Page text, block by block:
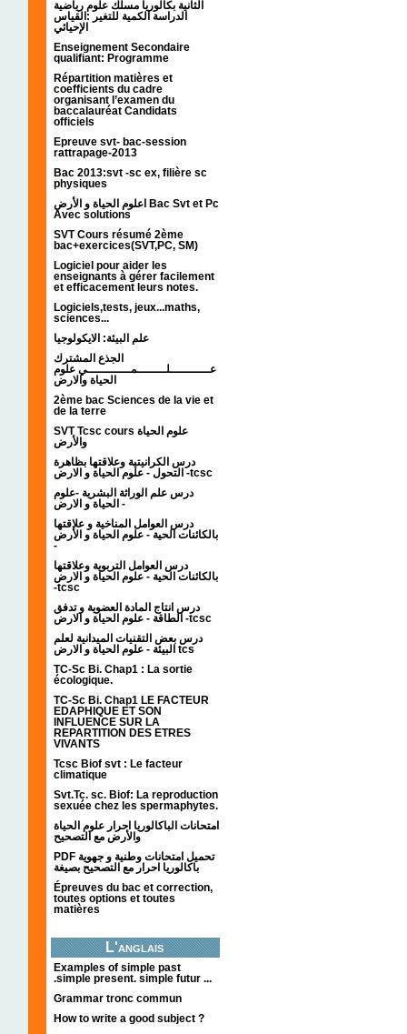
الثانية بكالوريا مسلك علوم رياضية
الدراسة الكمية للتغير :القياس
الإحيائي
Enseignement Secondaire
qualifiant: Programme
Répartition matières et
coefficients du cadre
organisant l’examen du
baccalauréat Candidats
officiels
Epreuve svt- bac-session
rattrapage-2013
Bac 2013:svt -sc ex, filière sc
physiques
اعلوم الحياة و الأرض Bac Svt et Pc
Avec solutions
SVT Cours résumé 2ème
bac+exercices(SVT,PC, SM)
Logiciel pour aider les
enseignants à gérer facilement
et efficacement leurs notes.
Logiciels,tests, jeux...maths,
sciences...
علم البيئة: الايكولوجيا
الجذع المشترك
عـــــــــــلــــــــمــــــــــــي علوم
الحياة والارض
2ème bac Sciences de la vie et
de la terre
SVT Tcsc cours علوم الحياة
والأرض
درس الكرانيتية وعلاقتها بظاهرة
التحول - علوم الحياة و الارض -tcsc
درس علم الوراثة البشرية -علوم
الحياة و الارض -
درس العوامل المناخية و علاقتها
بالكائنات الحية - علوم الحياة و الأرض
-
درس العوامل التربوية وعلاقتها
بالكائنات الحية - علوم الحياة و الارض
-tcsc
درس انتاج المادة العضوية و تدفق
الطاقة - علوم الحياة و الارض -tcsc
درس بعض التقنيات الميدانية لعلم
البيئة - علوم الحياة و الارض tcs
TC-Sc Bi. Chap1 : La sortie
écologique.
TC-Sc Bi. Chap1 LE FACTEUR
EDAPHIQUE ET SON
INFLUENCE SUR LA
REPARTITION DES ETRES
VIVANTS
Tcsc Biof svt : Le facteur
climatique
Svt.Tc. sc. Biof: La reproduction
sexuée chez les spermaphytes.
امتحانات الباكالوريا احرار علوم الحياة
والأرض مع التصحيح
PDF تحميل امتحانات وطنية و جهوية
باكالوريا احرار مع التصحيح بصيغة
Épreuves du bac et correction,
toutes options et toutes
matières
L'anglais
Examples of simple past
.simple present. simple futur ...
Grammar tronc commun
How to write a good subject ?